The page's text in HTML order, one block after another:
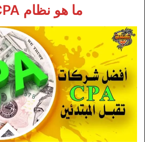
ما هو نظام CPA؟